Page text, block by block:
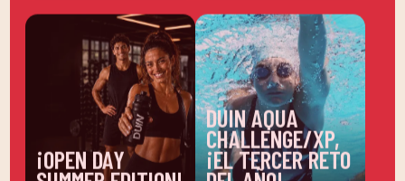
¡OPEN DAY
SUMMER EDITION!
DUIN AQUA
CHALLENGE/XP,
¡EL TERCER RETO
DEL AÑO!